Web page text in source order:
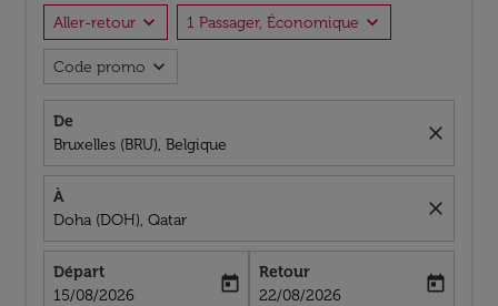
Aller-retour expand_more 1 Passager, Économique expand_more
Code promo expand_more
De
Bruxelles (BRU), Belgique
close
À
Doha (DOH), Qatar
close
Départ
fc-booking-departure-date-aria-label
15/08/2026
today
Retour
fc-booking-return-date-aria-label
22/08/2026
today